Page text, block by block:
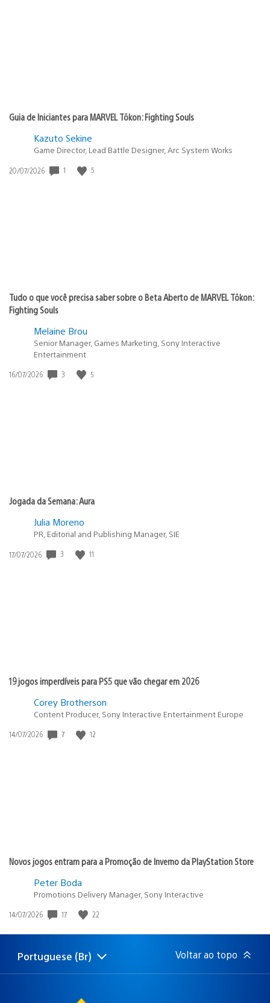
Guia de Iniciantes para MARVEL Tōkon: Fighting Souls
Kazuto Sekine
Game Director, Lead Battle Designer, Arc System Works
Data
20/07/2026 1 5
Tudo o que você precisa saber sobre o Beta Aberto de MARVEL Tōkon:
Fighting Souls
Melaine Brou
Senior Manager, Games Marketing, Sony Interactive
Entertainment
Data
16/07/2026 3 5
Jogada da Semana: Aura
Julia Moreno
PR, Editorial and Publishing Manager, SIE
Data
17/07/2026 3 11
19 jogos imperdíveis para PS5 que vão chegar em 2026
Corey Brotherson
Content Producer, Sony Interactive Entertainment Europe
Data
14/07/2026 7 12
Novos jogos entram para a Promoção de Inverno da PlayStation Store
Peter Boda
Promotions Delivery Manager, Sony Interactive
Data
publicação:
14/07/2026 17 22
Selecione
uma
Região
atual:
Portuguese (Br) Voltar ao topo